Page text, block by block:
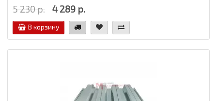
5 230 р. 4 289 р.
В корзину